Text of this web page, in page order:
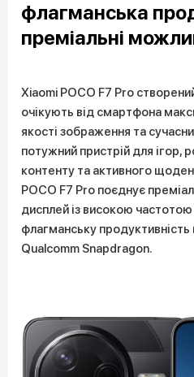
флагманська
преміальні
Xiaomi POCO F7 Pro
очікують від смартфона
якості зображення та
потужний пристрій для ігор,
контенту та активного
POCO F7 Pro поєднує
дисплей із високою
флагманську продуктивність
Qualcomm Snapdragon.